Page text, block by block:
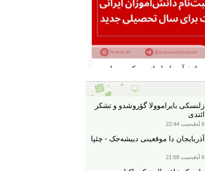
زلنسکی بایراموولا گؤروشدو و تشکر
ائتدی
6 آوقوست 22:44
آذربایجان دا موقعینی دییشه‌جک - چئپا
6 آوقوست 21:58